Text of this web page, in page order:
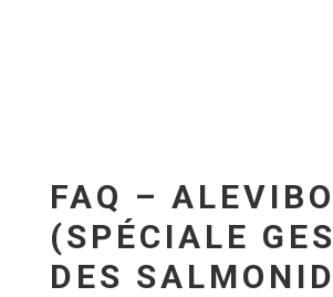
FAQ –
(SPÉCIALE
DES